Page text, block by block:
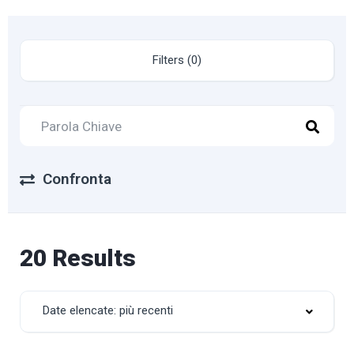
Filters (0)
Confronta
20 Results
Date elencate: più recenti